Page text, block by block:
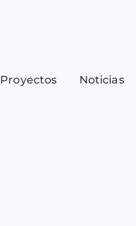
Proyectos Noticias